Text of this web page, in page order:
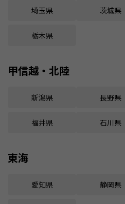
埼玉県 茨城県
栃木県
甲信越・北陸
新潟県 長野県
福井県 石川県
東海
愛知県 静岡県